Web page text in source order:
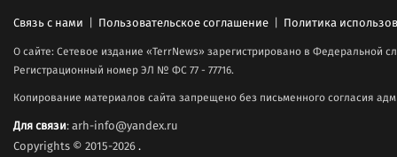
Связь с нами | Пользовательское соглашение | Политика
О сайте: Сетевое издание «TerrNews» зарегистрировано в Федеральной
Регистрационный номер ЭЛ № ФС 77 - 77716.
Копирование материалов сайта запрещено без письменного согласия
Для связи: arh-info@yandex.ru
Copyrights © 2015-2026.